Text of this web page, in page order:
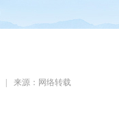
来源：网络转载